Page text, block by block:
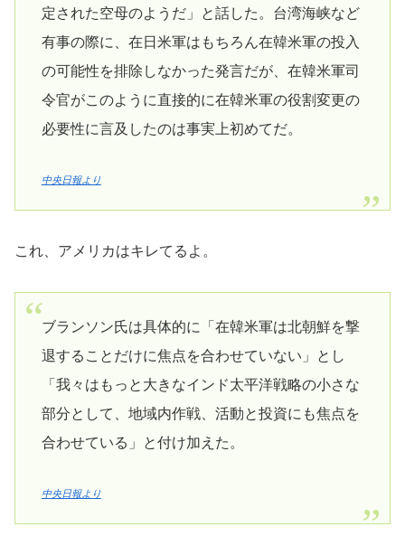
定された空母のようだ」と話した。台湾海峡など
有事の際に、在日米軍はもちろん在韓米軍の投入
の可能性を排除しなかった発言だが、在韓米軍司
令官がこのように直接的に在韓米軍の役割変更の
必要性に言及したのは事実上初めてだ。
中央日報より
これ、アメリカはキレてるよ。
ブランソン氏は具体的に「在韓米軍は北朝鮮を撃
退することだけに焦点を合わせていない」とし
「我々はもっと大きなインド太平洋戦略の小さな
部分として、地域内作戦、活動と投資にも焦点を
合わせている」と付け加えた。
中央日報より